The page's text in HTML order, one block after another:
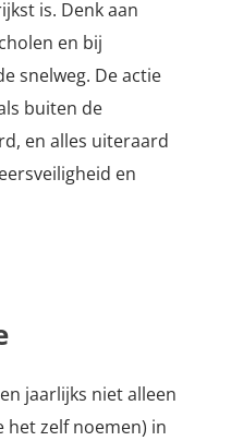
is. Denk aan
en bij
snelweg. De actie
buiten de
en alles uiteraard
en
jaarlijks niet alleen
het zelf noemen) in